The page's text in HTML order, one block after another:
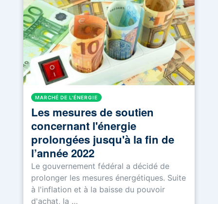
MARCHÉ DE L'ÉNERGIE
Les mesures de soutien
concernant l'énergie
prolongées jusqu'à la fin de
l’année 2022
Le gouvernement fédéral a décidé de
prolonger les mesures énergétiques. Suite
à l'inflation et à la baisse du pouvoir
d'achat, la …